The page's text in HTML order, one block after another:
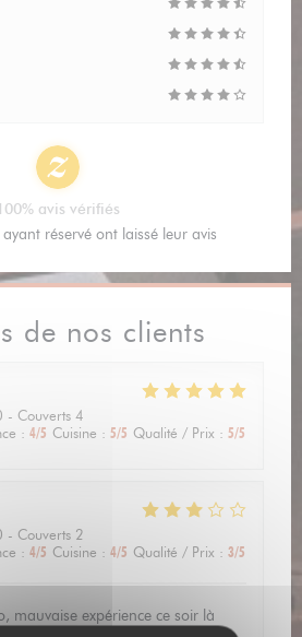
de nos clients
- Couverts 4
: 4/5 Cuisine : 5/5 Qualité / Prix : 5/5
- Couverts 2
: 4/5 Cuisine : 4/5 Qualité / Prix : 3/5
mauvaise expérience ce soir là
avis vérifiés
ayant réservé ont laissé leur avis